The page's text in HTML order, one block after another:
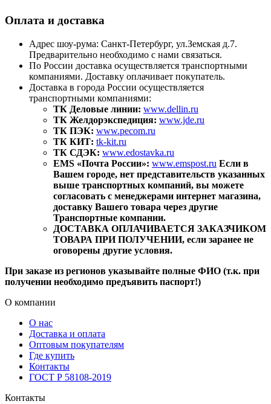
Оплата и доставка
Адрес шоу-рума: Санкт-Петербург, ул.Земская д.7.
Предварительно необходимо с нами связаться.
По России доставка осуществляется транспортными
компаниями. Доставку оплачивает покупатель.
Доставка в города России осуществляется
транспортными компаниями:
ТК Деловые линии: www.dellin.ru
ТК Желдорэкспедиция: www.jde.ru
ТК ПЭК: www.pecom.ru
ТК КИТ: tk-kit.ru
ТК СДЭК: www.edostavka.ru
EMS «Почта России»: www.emspost.ru Если в
Вашем городе, нет представительств указанных
выше транспортных компаний, вы можете
согласовать с менеджерами интернет магазина,
доставку Вашего товара через другие
Транспортные компании.
ДОСТАВКА ОПЛАЧИВАЕТСЯ ЗАКАЗЧИКОМ
ТОВАРА ПРИ ПОЛУЧЕНИИ, если заранее не
оговорены другие условия.
При заказе из регионов указывайте полные ФИО (т.к. при
получении необходимо предъявить паспорт!)
О компании
О нас
Доставка и оплата
Оптовым покупателям
Где купить
Контакты
ГОСТ Р 58108-2019
Контакты